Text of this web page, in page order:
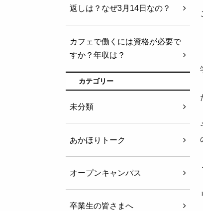
返しは？なぜ3月14日なの？
カフェで働くには資格が必要で
すか？年収は？
カテゴリー
未分類
あかほりトーク
オープンキャンパス
卒業生の皆さまへ